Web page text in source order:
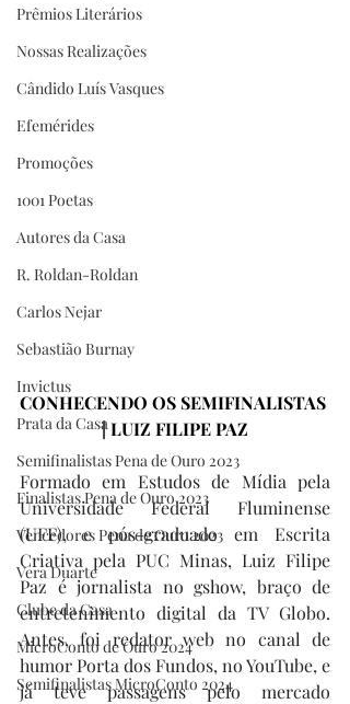
Prêmios Literários
Nossas Realizações
Cândido Luís Vasques
Efemérides
Promoções
1001 Poetas
Autores da Casa
R. Roldan-Roldan
Carlos Nejar
Sebastião Burnay
Invictus
Prata da Casa
Semifinalistas Pena de Ouro 2023
Finalistas Pena de Ouro 2023
Vencedores Pena de Ouro 2023
Vera Duarte
Clube da Casa
MicroConto de Ouro 2024
Semifinalistas MicroConto 2024
CONHECENDO OS SEMIFINALISTAS
| LUIZ FILIPE PAZ
Formado em Estudos de Mídia pela
Universidade Federal Fluminense
(UFF), e pós-graduado em Escrita
Criativa pela PUC Minas, Luiz Filipe
Paz é jornalista no gshow, braço de
entretenimento digital da TV Globo.
Antes, foi redator web no canal de
humor Porta dos Fundos, no YouTube, e
já teve passagens pelo mercado